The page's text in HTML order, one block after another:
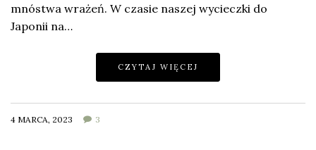
mnóstwa wrażeń. W czasie naszej wycieczki do
Japonii na…
CZYTAJ WIĘCEJ
4 MARCA, 2023 3